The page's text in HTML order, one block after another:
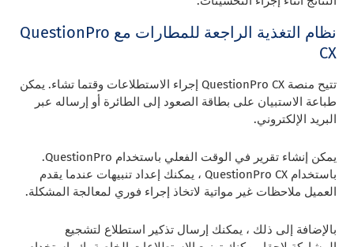
نظام التغذية الراجعة للمطارات مع QuestionPro
CX
تتيح منصة QuestionPro CX إجراء الاستطلاعات وقتما تشاء. يمكن
طباعة الاستبيان على بطاقة الصعود إلى الطائرة أو إرساله عبر
البريد الإلكتروني.
يمكن إنشاء تقرير في الوقت الفعلي باستخدام QuestionPro.
باستخدام QuestionPro CX ، يمكنك إعداد تنبيهات عندما يقدم
العميل ملاحظات غير مواتية لاتخاذ إجراء فوري لمعالجة المشكلة.
بالإضافة إلى ذلك ، يمكنك إرسال تذكير استطلاع لتشجيع